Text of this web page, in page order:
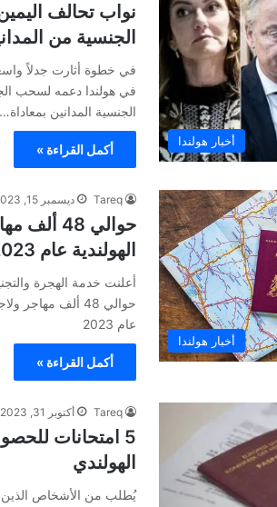
أخبار هولندا
نواب تحالف
الجنسية من
في خطوة أثارت جدلاً
في هولندا دعمه لسحب
الجنسية المدانين بمعاداة…
أكمل القراءة »
أخبار هولندا
Tareq ديسمبر 15, 2023
حوالي
الهولندية عام 2023
حوالي 48 ألف
عام 2023
أكمل القراءة »
Tareq أكتوبر 31, 2023
5 امتحانات
الهولندي
يُطلب من الأشخاص الذين